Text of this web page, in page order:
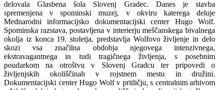
delovala Glasbena šola Slovenj Gradec. Danes je stavba
spremenjena v spominski muzej, v okviru katerega deluje
Mednarodni informacijsko dokumentacijski center Hugo Wolf.
Spominska razstava, postavljena v interierju meščanskega bivalnega
okolja iz konca 19. stoletja, predstavlja Wolfovo življenje in delo
skozi vsa značilna obdobja njegovega intenzivnega,
ekstravagantnega in tudi tragičnega življenja, s posebnim
poudarkom na otroštvu v Slovenj Gradcu ter pripovedi o
življenjskih okoliščinah v rojstnem mestu in družini.
Dokumentacijski center Hugo Wolf v pritličju, s centralnim arhivom